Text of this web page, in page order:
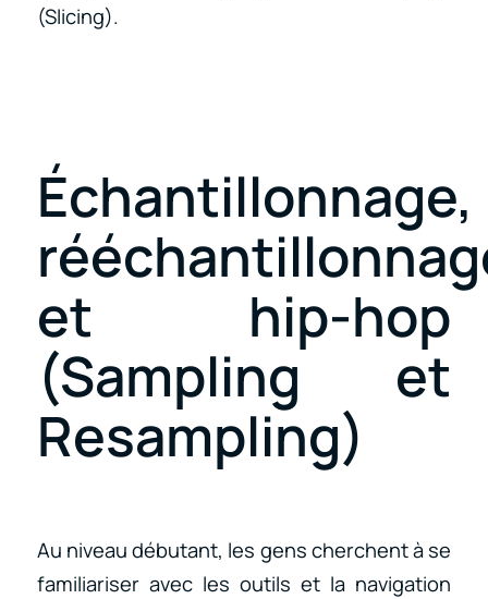
(Slicing).
Échantillonnage,
et hip-hop
(Sampling et
Resampling)
Au niveau débutant, les gens cherchent à se
familiariser avec les outils et la navigation